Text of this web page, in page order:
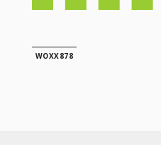
WOXX878